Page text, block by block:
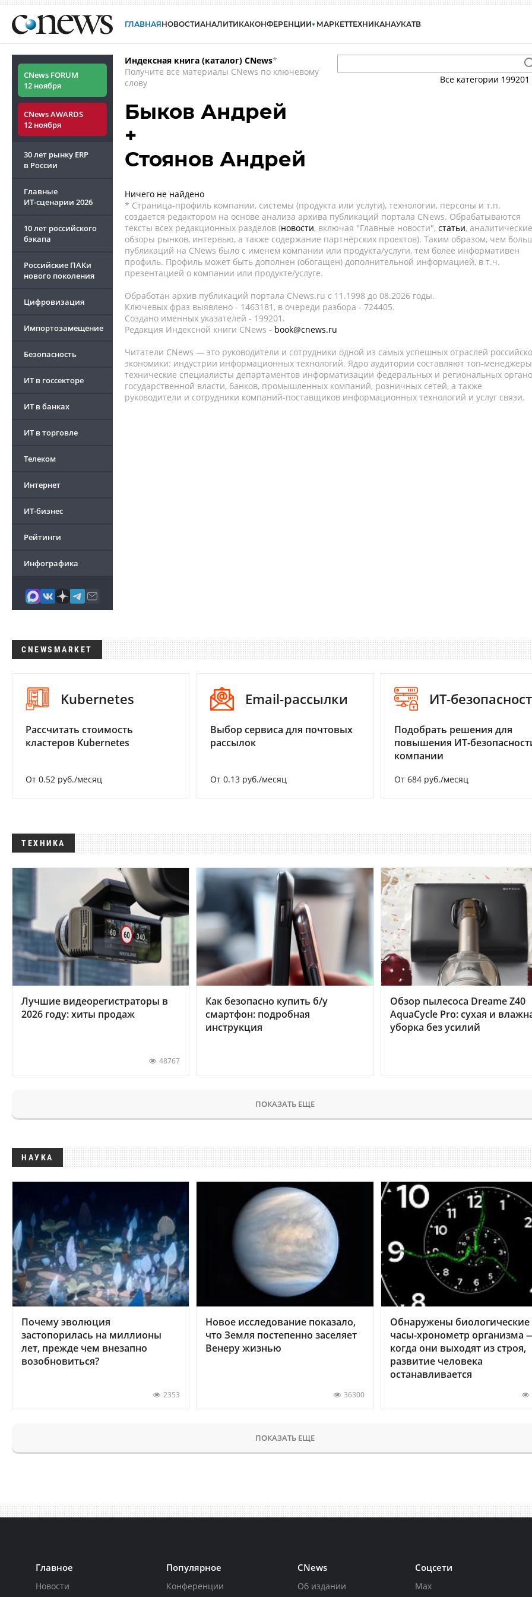
ГЛАВНАЯНОВОСТИАНАЛИТИКАКОНФЕРЕНЦИИ МАРКЕТТЕХНИКАНАУКАТВ
CNews FORUM
12 ноября
CNews AWARDS
12 ноября
30 лет рынку ERP
в России
Главные
ИТ-сценарии 2026
10 лет российского
бэкапа
Российские ПАКи
нового поколения
Цифровизация
Импортозамещение
Безопасность
ИТ в госсекторе
ИТ в банках
ИТ в торговле
Телеком
Интернет
ИТ-бизнес
Рейтинги
Инфографика
Индексная книга (каталог) CNews*
Получите все материалы CNews по ключевому
слову
Все категории 199201
Быков Андрей
+
Стоянов Андрей
Ничего не найдено
* Страница-профиль компании, системы (продукта или услуги), технологии, персоны и т.п.
создается редактором на основе анализа архива публикаций портала CNews. Обрабатываются
тексты всех редакционных разделов (новости, включая "Главные новости", статьи, аналитические
обзоры рынков, интервью, а также содержание партнёрских проектов). Таким образом, чем
публикаций на CNews было с именем компании или продукта/услуги, тем более информативен
профиль. Профиль может быть дополнен (обогащен) дополнительной информацией, в т.ч.
презентацией о компании или продукте/услуге.
Обработан архив публикаций портала CNews.ru c 11.1998 до 08.2026 годы.
Ключевых фраз выявлено - 1463181, в очереди разбора - 724405.
Создано именных указателей - 199201.
Редакция Индексной книги CNews - book@cnews.ru
Читатели CNews — это руководители и сотрудники одной из самых успешных отраслей
экономики: индустрии информационных технологий. Ядро аудитории составляют топ-
технические специалисты департаментов информатизации федеральных и региональных
государственной власти, банков, промышленных компаний, розничных сетей, а также
руководители и сотрудники компаний-поставщиков информационных технологий и услуг связи.
CNEWSMARKET
Kubernetes
Рассчитать стоимость
кластеров Kubernetes
От 0.52 руб./месяц
Email-рассылки
Выбор сервиса для почтовых
рассылок
От 0.13 руб./месяц
ИТ-
Подобрать решения для
повышения ИТ-
компании
От 684 руб./месяц
ТЕХНИКА
Лучшие видеорегистраторы в
2026 году: хиты продаж
48767
Как безопасно купить б/у
смартфон: подробная
инструкция
Обзор пылесоса Dreame Z40
AquaCycle Pro: сухая и
уборка без усилий
ПОКАЗАТЬ ЕЩЕ
НАУКА
Почему эволюция
застопорилась на миллионы
лет, прежде чем внезапно
возобновиться?
2353
Новое исследование показало,
что Земля постепенно заселяет
Венеру жизнью
36300
Обнаружены биологические
часы-хронометр организма
когда они выходят из строя,
развитие человека
останавливается
ПОКАЗАТЬ ЕЩЕ
Главное
Новости
Популярное
Конференции
CNews
Об издании
Соцсети
Max